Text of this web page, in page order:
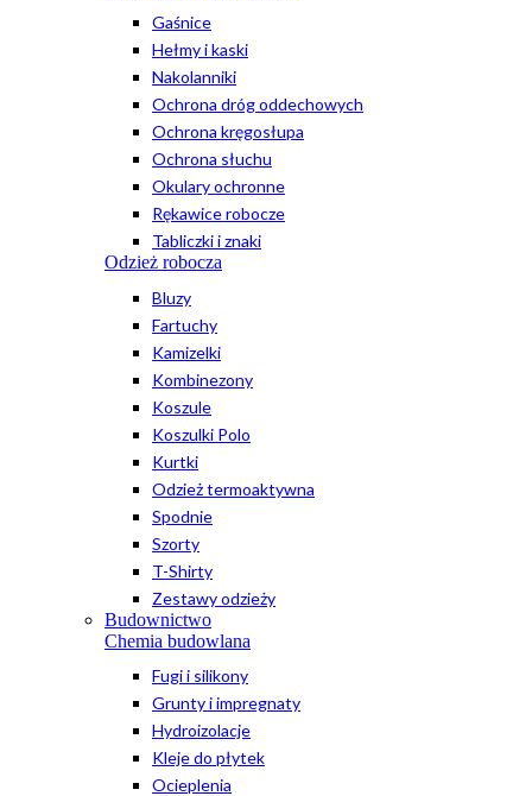
Gaśnice
Hełmy i kaski
Nakolanniki
Ochrona dróg oddechowych
Ochrona kręgosłupa
Ochrona słuchu
Okulary ochronne
Rękawice robocze
Tabliczki i znaki
Odzież robocza
Bluzy
Fartuchy
Kamizelki
Kombinezony
Koszule
Koszulki Polo
Kurtki
Odzież termoaktywna
Spodnie
Szorty
T-Shirty
Zestawy odzieży
Budownictwo
Chemia budowlana
Fugi i silikony
Grunty i impregnaty
Hydroizolacje
Kleje do płytek
Ocieplenia